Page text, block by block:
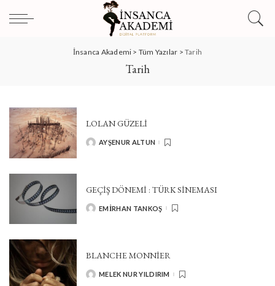
İnsanca Akademi > Tüm Yazılar >Tarih
Tarih
LOLAN GÜZELI
POSTED
AYŞENUR ALTUN
GEÇIŞ DÖNEMI : TÜRK SINEMASI
POSTED
EMIRHAN TANKOŞ
BLANCHE MONNİER
POSTED
MELEK NUR YILDIRIM